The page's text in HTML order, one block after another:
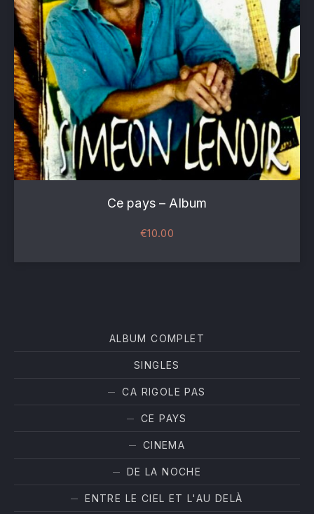
Filter productsALBUM COMPLET
SINGLES
CA RIGOLE PAS
CE PAYS
CINEMA
DE LA NOCHE
ENTRE LE CIEL ET L'AU DELÀ
Ce pays – Album
€10.00